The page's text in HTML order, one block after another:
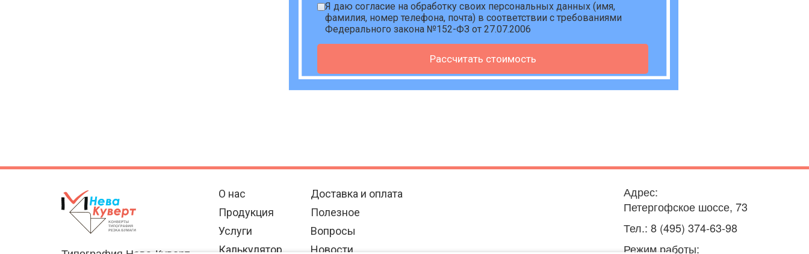
Я даю согласие на обработку своих персональных данных (имя,
фамилия, номер телефона, почта) в соответствии с требованиями
Федерального закона №152-ФЗ от 27.07.2006
Рассчитать стоимость
О нас
Продукция
Услуги
Калькулятор
Доставка и оплата
Полезное
Вопросы
Новости
Адрес:
Петергофское шоссе, 73
Тел.: 8 (495) 374-63-98
Режим работы: